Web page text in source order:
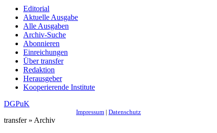
Editorial
Aktuelle Ausgabe
Alle Ausgaben
Archiv-Suche
Abonnieren
Einreichungen
Über transfer
Redaktion
Herausgeber
Kooperierende Institute
DGPuK
Impressum | Datenschutz
transfer » Archiv